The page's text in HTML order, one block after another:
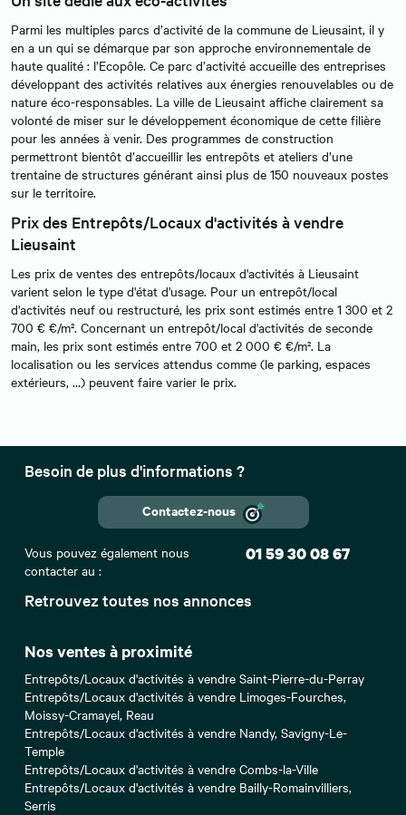
Parmi les multiples parcs d’activité de la commune de Lieusaint, il y
en a un qui se démarque par son approche environnementale de
haute qualité : l’Ecopôle. Ce parc d’activité accueille des entreprises
développant des activités relatives aux énergies renouvelables ou de
nature éco-responsables. La ville de Lieusaint affiche clairement sa
volonté de miser sur le développement économique de cette filière
pour les années à venir. Des programmes de construction
permettront bientôt d’accueillir les entrepôts et ateliers d’une
trentaine de structures générant ainsi plus de 150 nouveaux postes
sur le territoire.
Prix des Entrepôts/Locaux d'activités à vendre
Lieusaint
Les prix de ventes des entrepôts/locaux d'activités à Lieusaint
varient selon le type d'état d'usage. Pour un entrepôt/local
d'activités neuf ou restructuré, les prix sont estimés entre 1 300 et 2
700 € €/m². Concernant un entrepôt/local d'activités de seconde
main, les prix sont estimés entre 700 et 2 000 € €/m². La
localisation ou les services attendus comme (le parking, espaces
extérieurs, …) peuvent faire varier le prix.
Retrouvez toutes nos annonces
Nos ventes à proximité
Entrepôts/Locaux d'activités à vendre Saint-Pierre-du-Perray
Entrepôts/Locaux d'activités à vendre Limoges-Fourches,
Moissy-Cramayel, Reau
Entrepôts/Locaux d'activités à vendre Nandy, Savigny-Le-
Temple
Entrepôts/Locaux d'activités à vendre Combs-la-Ville
Entrepôts/Locaux d'activités à vendre Bailly-Romainvilliers,
Serris
Besoin de plus d'informations ?
Contactez-nous
Vous pouvez également nous
contacter au :
01 59 30 08 67